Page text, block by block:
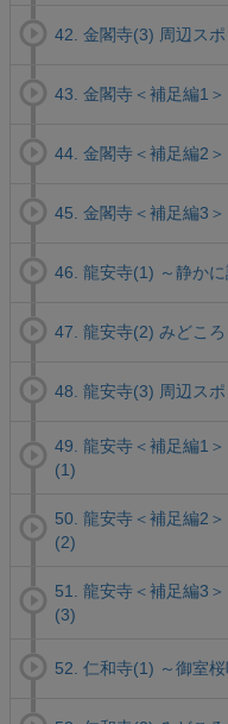
42. 金閣寺(3) 周辺スポ
43. 金閣寺＜補足編1
44. 金閣寺＜補足編2
45. 金閣寺＜補足編3
46. 龍安寺(1) ～静か
47. 龍安寺(2) みどころ
48. 龍安寺(3) 周辺スポ
49. 龍安寺＜補足編1
(1)
50. 龍安寺＜補足編2
(2)
51. 龍安寺＜補足編3
(3)
52. 仁和寺(1) ～御室